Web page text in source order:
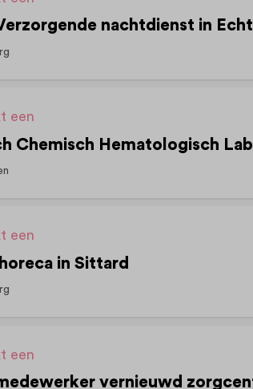
nachtdienst in Echt
een
een
in Sittard
een